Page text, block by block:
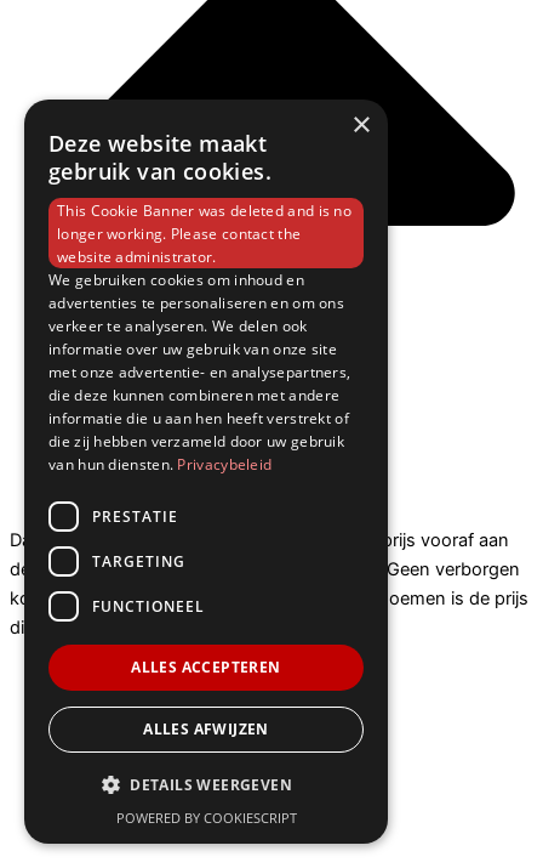
Wat als de prijs hoger uitvalt dan verwacht?
Dat gebeurt niet. Wij communiceren de vaste prijs vooraf aan
de telefoon, voordat de slotenmaker vertrekt. Geen verborgen
kosten, geen extra’s achteraf. De prijs die wij noemen is de prijs
die u betaalt.
×
Deze website maakt
gebruik van cookies.
This Cookie Banner was deleted and is no
longer working. Please contact the
website administrator.
We gebruiken cookies om inhoud en
advertenties te personaliseren en om ons
verkeer te analyseren. We delen ook
informatie over uw gebruik van onze site
met onze advertentie- en analysepartners,
die deze kunnen combineren met andere
informatie die u aan hen heeft verstrekt of
die zij hebben verzameld door uw gebruik
van hun diensten. Privacybeleid
PRESTATIE
TARGETING
FUNCTIONEEL
ALLES ACCEPTEREN
ALLES AFWIJZEN
DETAILS WEERGEVEN
POWERED BY COOKIESCRIPT